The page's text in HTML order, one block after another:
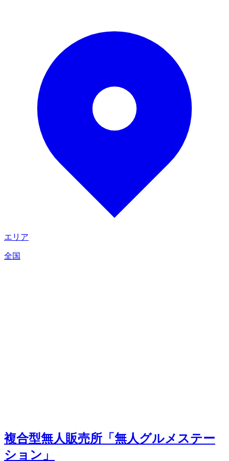
エリア
全国
複合型無人販売所「無人グルメステー
ション」